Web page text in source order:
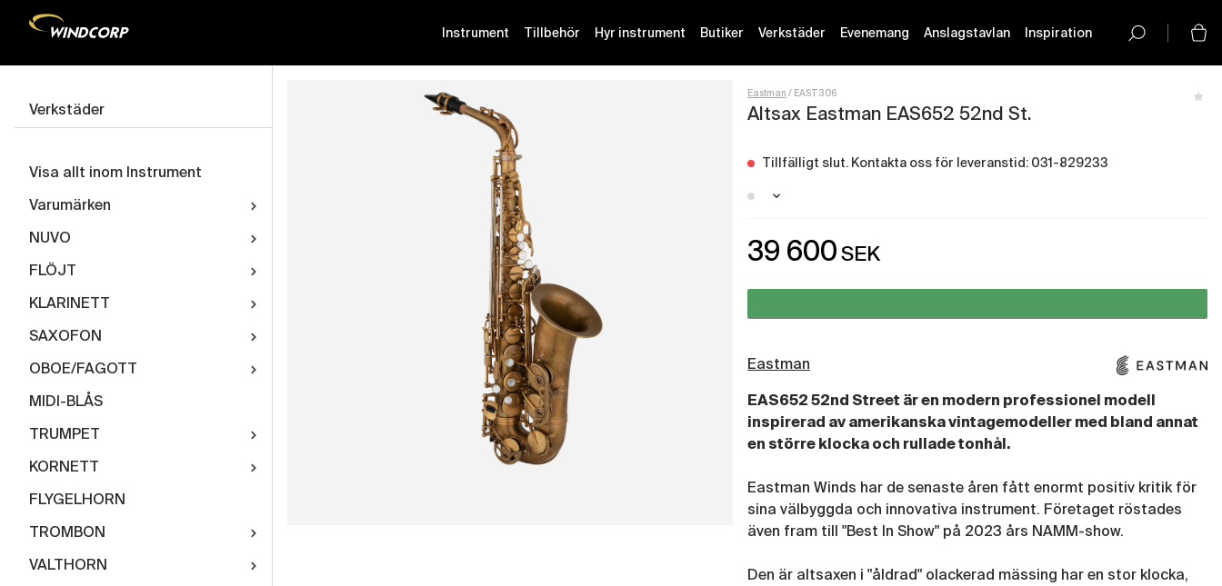
Instrument Tillbehör Hyr instrument Butiker Verkstäder Evenemang Anslagstavlan Inspiration
Eastman EAST306
Altsax Eastman EAS652 52nd St.
Tillfälligt slut. Kontakta oss för leveranstid: 031-829233
Göteborg - Just nu slut i lager
39 600 SEK
Eastman
EAS652 52nd Street är en modern professionel modell
inspirerad av amerikanska vintagemodeller med bland annat
en större klocka och rullade tonhål.
Eastman Winds har de senaste åren fått enormt positiv kritik för
sina välbyggda och innovativa instrument. Företaget röstades
även fram till "Best In Show" på 2023 års NAMM-show.
Den är altsaxen i "åldrad" olackerad mässing har en stor klocka,
Verkstäder
Visa allt inom Instrument
Varumärken
NUVO
FLÖJT
KLARINETT
SAXOFON
OBOE/FAGOTT
MIDI-BLÅS
TRUMPET
KORNETT
FLYGELHORN
TROMBON
VALTHORN